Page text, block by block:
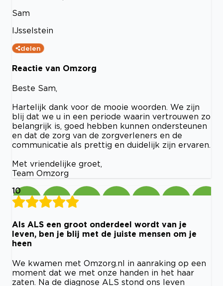
Sam
IJsselstein
delen
Reactie van Omzorg
Beste Sam,
Hartelijk dank voor de mooie woorden. We zijn
blij dat we u in een periode waarin vertrouwen zo
belangrijk is, goed hebben kunnen ondersteunen
en dat de zorg van de zorgverleners en de
communicatie als prettig en duidelijk zijn ervaren.
Met vriendelijke groet,
Team Omzorg
10
Als ALS een groot onderdeel wordt van je
leven, ben je blij met de juiste mensen om je
heen
We kwamen met Omzorg.nl in aanraking op een
moment dat we met onze handen in het haar
zaten. Na de diagnose ALS stond ons leven